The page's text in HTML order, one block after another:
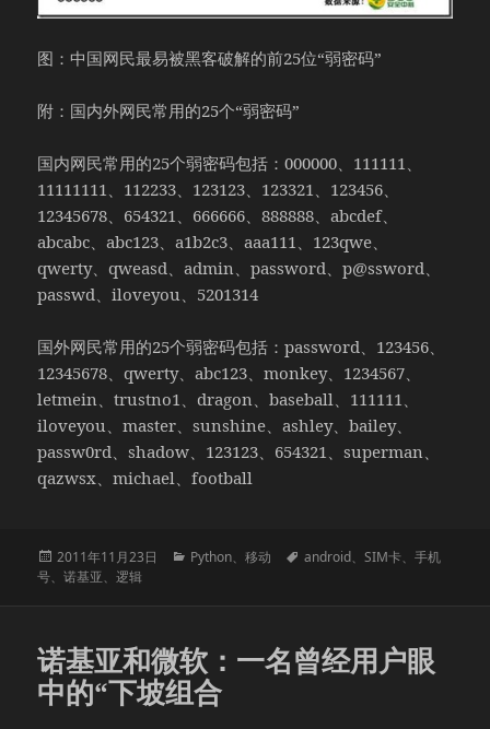
图：中国网民最易被黑客破解的前25位“弱密码”
附：国内外网民常用的25个“弱密码”
国内网民常用的25个弱密码包括：000000、111111、
11111111、112233、123123、123321、123456、
12345678、654321、666666、888888、abcdef、
abcabc、abc123、a1b2c3、aaa111、123qwe、
qwerty、qweasd、admin、password、p@ssword、
passwd、iloveyou、5201314
国外网民常用的25个弱密码包括：password、123456、
12345678、qwerty、abc123、monkey、1234567、
letmein、trustno1、dragon、baseball、111111、
iloveyou、master、sunshine、ashley、bailey、
passw0rd、shadow、123123、654321、superman、
qazwsx、michael、football
发
布
2011年11月23日
分
Python、移动
标
android、SIM卡、手机
号、诺基亚、逻辑
诺基亚和微软：一名曾经用户眼
中的“下坡组合